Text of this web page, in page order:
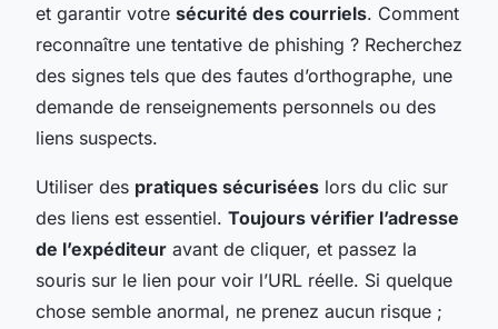
et garantir votre sécurité des courriels. Comment
reconnaître une tentative de phishing ? Recherchez
des signes tels que des fautes d’orthographe, une
demande de renseignements personnels ou des
liens suspects.
Utiliser des pratiques sécurisées lors du clic sur
des liens est essentiel. Toujours vérifier l’adresse
de l’expéditeur avant de cliquer, et passez la
souris sur le lien pour voir l’URL réelle. Si quelque
chose semble anormal, ne prenez aucun risque ;